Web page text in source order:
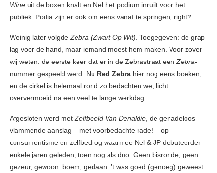
Wine uit de boxen knalt en Nel het podium inruilt voor het
publiek. Podia zijn er ook om eens vanaf te springen, right?
Weinig later volgde Zebra (Zwart Op Wit) . Toegegeven: de grap
lag voor de hand, maar iemand moest hem maken. Voor zover
wij weten: de eerste keer dat er in de Zebrastraat een Zebra-
nummer gespeeld werd. Nu Red Zebra hier nog eens boeken,
en de cirkel is helemaal rond zo bedachten we, licht
oververmoeid na een veel te lange werkdag.
Afgesloten werd met Zelfbeeld Van Denaldie , de genadeloos
vlammende aanslag – met voorbedachte rade! – op
consumentisme en zelfbedrog waarmee Nel & JP debuteerden
enkele jaren geleden, toen nog als duo. Geen bisronde, geen
gezeur, gewoon: boem, gedaan, ’t was goed (genoeg) geweest.